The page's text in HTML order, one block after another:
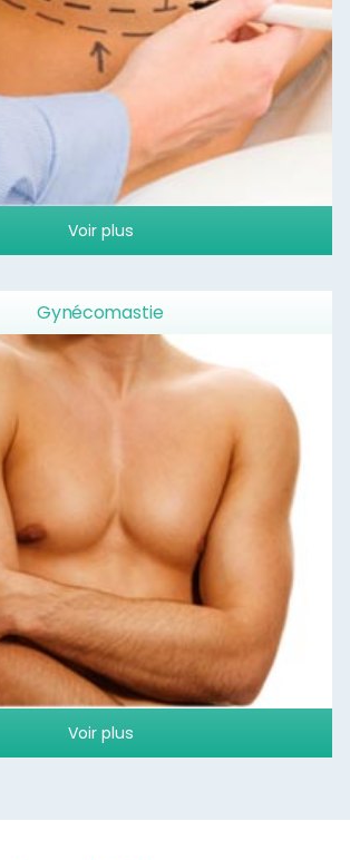
Voir plus
Gynécomastie
Voir plus